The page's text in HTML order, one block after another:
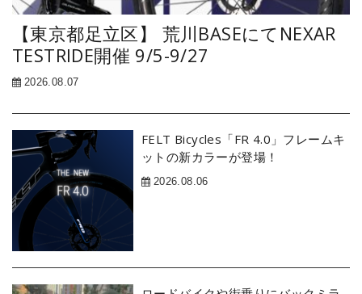
【東京都足立区】 荒川BASEにてNEXAR
TESTRIDE開催 9/5-9/27
2026.08.07
FELT Bicycles「FR 4.0」フレームキ
ットの新カラーが登場！
2026.08.06